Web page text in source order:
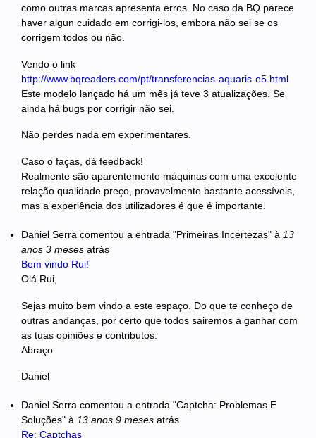
como outras marcas apresenta erros. No caso da BQ parece
haver algun cuidado em corrigi-los, embora não sei se os
corrigem todos ou não.
Vendo o link
http://www.bqreaders.com/pt/transferencias-aquaris-e5.html
Este modelo lançado há um mês já teve 3 atualizações. Se
ainda há bugs por corrigir não sei.
Não perdes nada em experimentares.
Caso o faças, dá feedback!
Realmente são aparentemente máquinas com uma excelente
relação qualidade preço, provavelmente bastante acessíveis,
mas a experiência dos utilizadores é que é importante.
Daniel Serra comentou a entrada "Primeiras Incertezas" à 13
anos 3 meses atrás
Bem vindo Rui!
Olá Rui,
Sejas muito bem vindo a este espaço. Do que te conheço de
outras andanças, por certo que todos sairemos a ganhar com
as tuas opiniões e contributos.
Abraço
Daniel
Daniel Serra comentou a entrada "Captcha: Problemas E
Soluções" à 13 anos 9 meses atrás
Re: Captchas